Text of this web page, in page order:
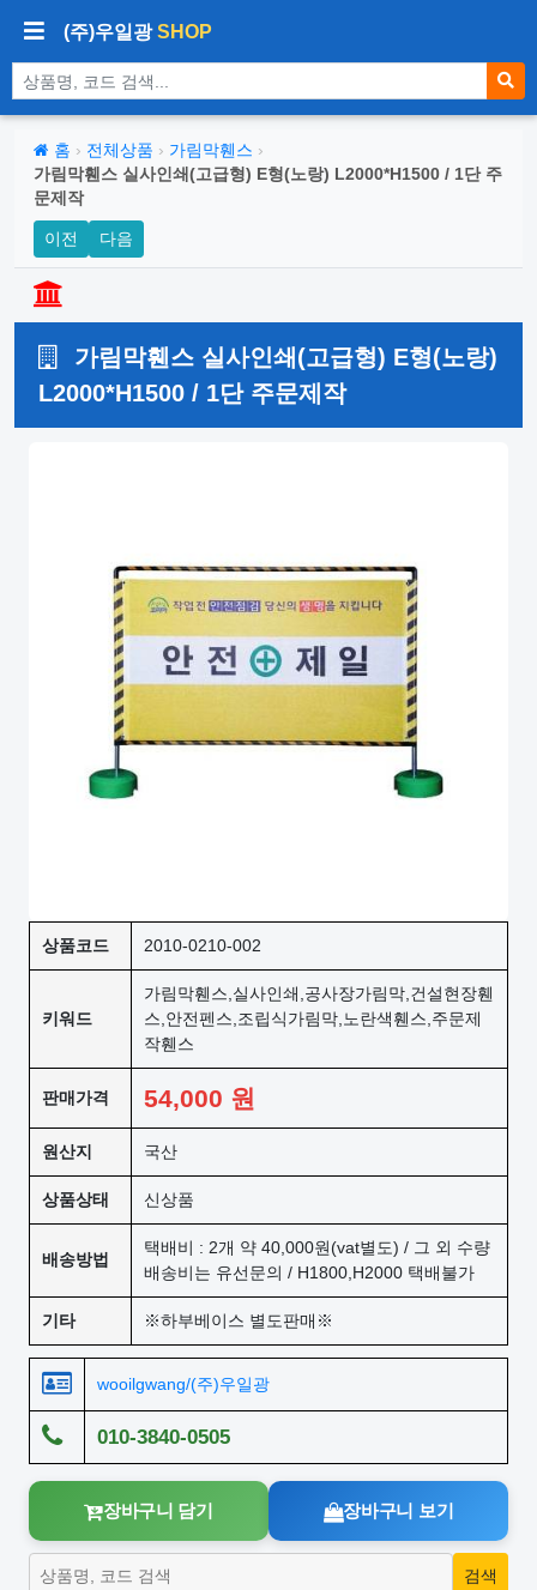
(주)우일광SHOP
상품 검색
홈 › 전체상품 › 가림막휀스 ›
가림막휀스 실사인쇄(고급형) E형(노랑) L2000*H1500 / 1단 주
문제작
이전 다음
가림막휀스 실사인쇄(고급형) E형(노랑)
L2000*H1500 / 1단 주문제작
상품코드 2010-0210-002
키워드
가림막휀스,실사인쇄,공사장가림막,건설현장휀
스,안전펜스,조립식가림막,노란색휀스,주문제
작휀스
판매가격 54,000 원
원산지 국산
상품상태 신상품
배송방법
택배비 : 2개 약 40,000원(vat별도) / 그 외 수량
배송비는 유선문의 / H1800,H2000 택배불가
기타 ※하부베이스 별도판매※
wooilgwang/(주)우일광
010-3840-0505
장바구니 담기 장바구니 보기